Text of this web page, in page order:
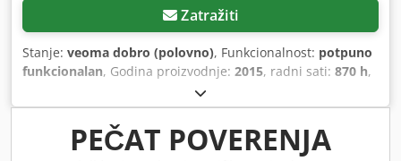
Zatražiti
Stanje: veoma dobro (polovno), Funkcionalnost: potpuno
funkcionalan, Godina proizvodnje: 2015, radni sati: 870 h,
bočni pomak, kabina, viljuške za palete
Ausa terenski viljuškar 2015. godište 870 radnih sati bočni
pomak (sideshift) nove zadnje gume Cedpfx Ajx
DcqdsgujhaPEČAT POVERENJA